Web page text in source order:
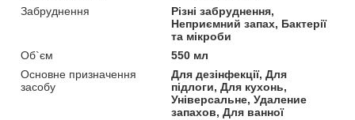
Забруднення
Різні забруднення,
Неприємний запах, Бактерії
та мікроби
Об`єм
550 мл
Основне призначення
засобу
Для дезінфекції, Для
підлоги, Для кухонь,
Універсальне, Удаление
запахов, Для ванної